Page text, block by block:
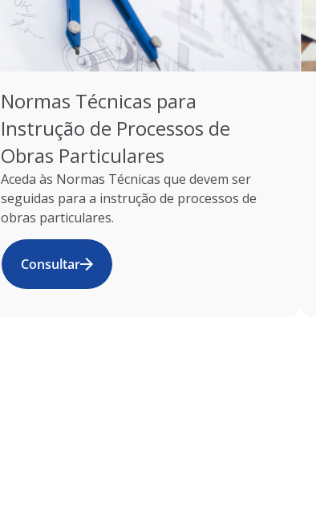
Normas Técnicas para
Instrução de Processos de
Obras Particulares
Aceda às Normas Técnicas que devem ser
seguidas para a instrução de processos de
obras particulares.
Consultar